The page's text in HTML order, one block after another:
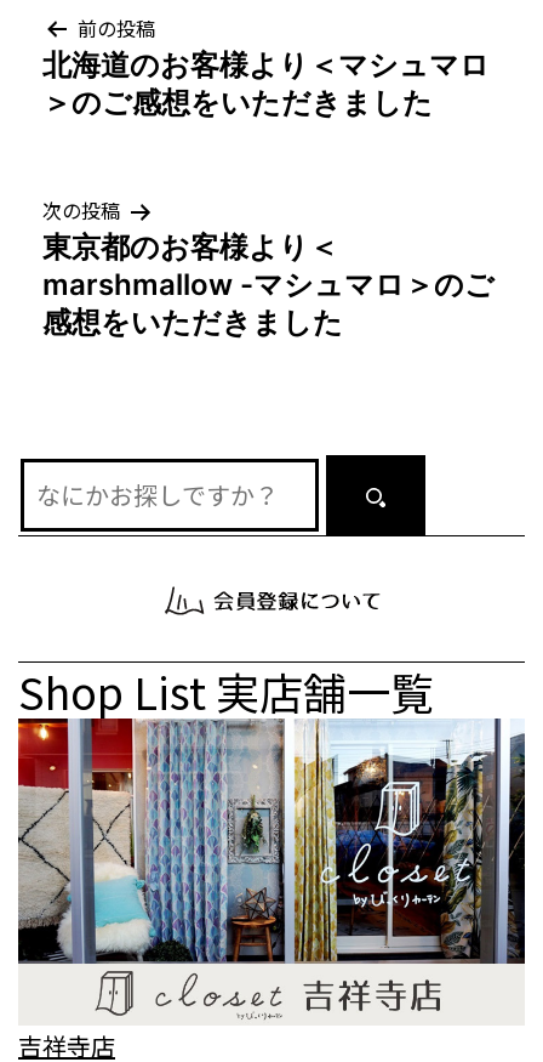
投
稿
ビ
ゲ
ー
ン
前の投稿
北海道のお客様より＜マシュマロ
＞のご感想をいただきました
次の投稿
東京都のお客様より＜
marshmallow -マシュマロ＞のご
感想をいただきました
Shop List実店舗一覧
吉祥寺店